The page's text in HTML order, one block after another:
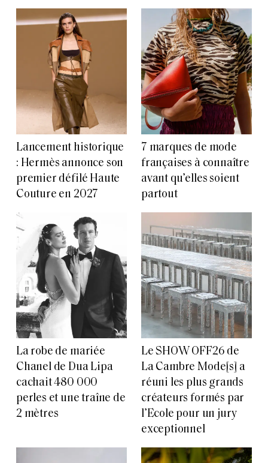
Lancement historique
: Hermès annonce son
premier défilé Haute
Couture en 2027
7 marques de mode
françaises à connaître
avant qu’elles soient
partout
La robe de mariée
Chanel de Dua Lipa
cachait 480 000
perles et une traîne de
2 mètres
Le SHOW OFF26 de
La Cambre Mode[s] a
réuni les plus grands
créateurs formés par
l’Ecole pour un jury
exceptionnel